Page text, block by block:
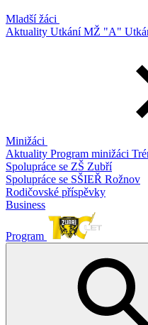
Mladší žáci
Aktuality Utkání MŽ "A"
Minižáci
Aktuality Program minižáci
Spolupráce se ZŠ Zubří
Spolupráce se SŠIEŘ Rožnov
Rodičovské příspěvky
Business
Program